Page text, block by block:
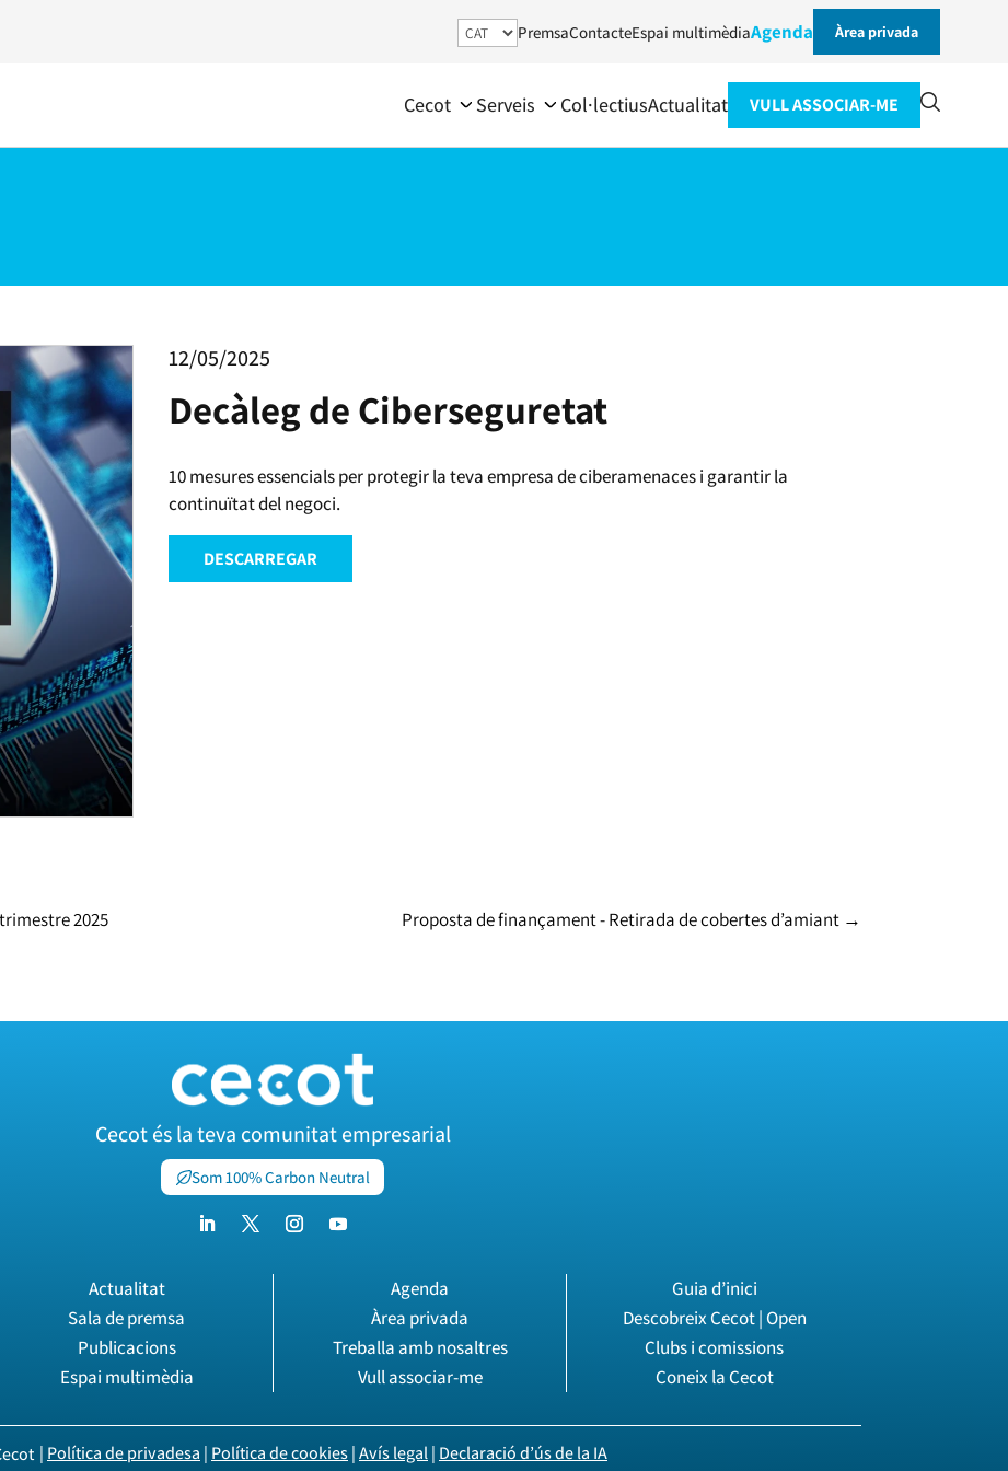
PremsaContacteEspai multimèdiaAgenda Àrea privada
Cecot Serveis Col·lectiusActualitat VULL ASSOCIAR-ME
12/05/2025
Decàleg de Ciberseguretat
10 mesures essencials per protegir la teva empresa de ciberamenaces i garantir la
continuïtat del negoci.
DESCARREGAR
2025 Proposta de finançament - Retirada de cobertes d’amiant→
Cecot és la teva comunitat empresarial
Som 100% Carbon Neutral
Actualitat
Sala de premsa
Publicacions
Espai multimèdia
Agenda
Àrea privada
Treballa amb nosaltres
Vull associar-me
Guia d’inici
Descobreix Cecot | Open
Clubs i comissions
Coneix la Cecot
| Política de privadesa | Política de cookies|Avís legal| Declaració d’ús de la IA